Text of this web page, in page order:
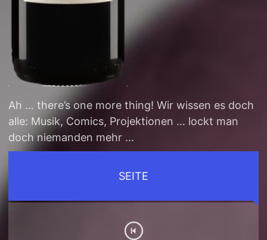
Ah … there’s one more thing! Wir wissen es doch
alle: Musik, Comics, Projektionen … lockt man
doch niemanden mehr ...
SEITE